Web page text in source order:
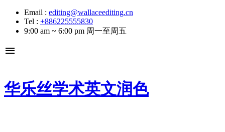
Email : editing@wallaceediting.cn
Tel : +886225555830
9:00 am ~ 6:00 pm 周一至周五
menu
华乐丝学术英文润色